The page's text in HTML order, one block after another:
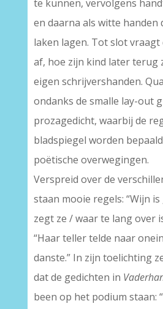
te kunnen, vervolgens
en daarna als witte handen
laken lagen. Tot slot vraagt
af, hoe zijn kind later terug
eigen schrijvershanden.
ondanks de smalle lay-out
prozagedicht, waarbij de
bladspiegel worden
poëtische overwegingen.
Verspreid over de
staan mooie regels: “Wijn
zegt ze / waar te lang over
“Haar teller telde naar
danste.” In zijn toelichting
dat de gedichten in
been op het podium staan: